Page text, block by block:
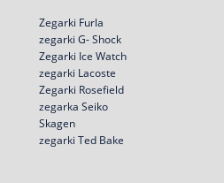
Zegarki Furla
zegarki G- Shock
Zegarki Ice Watch
zegarki Lacoste
Zegarki Rosefield
zegarka Seiko
Skagen
zegarki Ted Bake